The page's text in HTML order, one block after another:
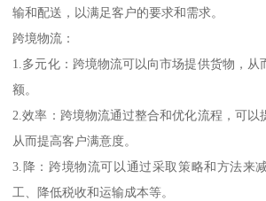
输和配送，以满足客户的要求和需求。
跨境物流：
1.多元化：跨境物流可以向市场提供货物，从
额。
2.效率：跨境物流通过整合和优化流程，可以
从而提高客户满意度。
3.降：跨境物流可以通过采取策略和方法来
工、降低税收和运输成本等。